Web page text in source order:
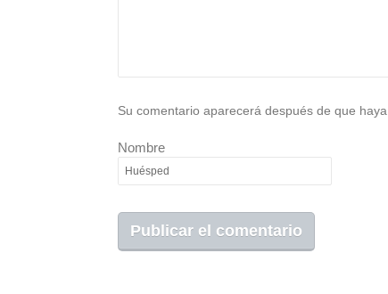
Su comentario aparecerá después de que
Nombre